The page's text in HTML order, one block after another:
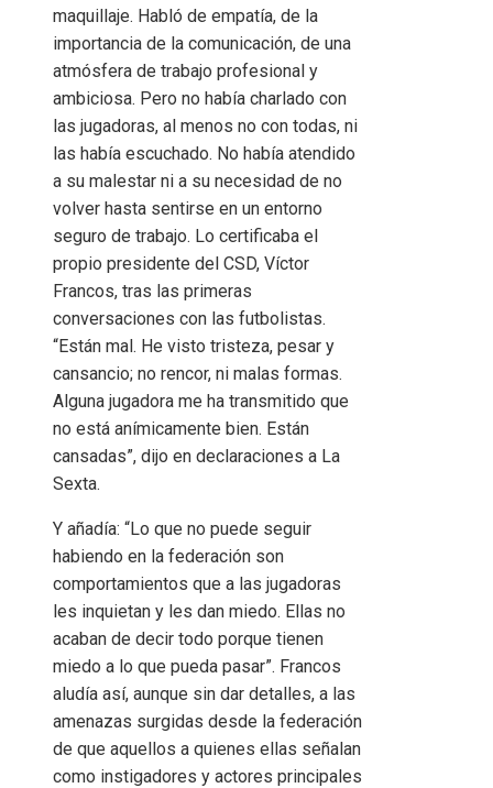
maquillaje. Habló de empatía, de la
importancia de la comunicación, de una
atmósfera de trabajo profesional y
ambiciosa. Pero no había charlado con
las jugadoras, al menos no con todas, ni
las había escuchado. No había atendido
a su malestar ni a su necesidad de no
volver hasta sentirse en un entorno
seguro de trabajo. Lo certificaba el
propio presidente del CSD, Víctor
Francos, tras las primeras
conversaciones con las futbolistas.
“Están mal. He visto tristeza, pesar y
cansancio; no rencor, ni malas formas.
Alguna jugadora me ha transmitido que
no está anímicamente bien. Están
cansadas”, dijo en declaraciones a La
Sexta.
Y añadía: “Lo que no puede seguir
habiendo en la federación son
comportamientos que a las jugadoras
les inquietan y les dan miedo. Ellas no
acaban de decir todo porque tienen
miedo a lo que pueda pasar”. Francos
aludía así, aunque sin dar detalles, a las
amenazas surgidas desde la federación
de que aquellos a quienes ellas señalan
como instigadores y actores principales